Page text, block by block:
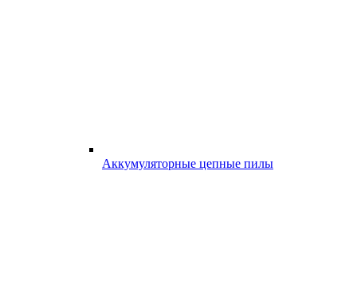
Аккумуляторные цепные пилы